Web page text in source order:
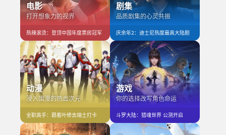
电影
打开想象力的视界
热辣滚烫：登顶中国年度票房冠军
剧集
品质剧集的心灵共振
庆余年2：迪士尼热度最高大陆剧
动漫
浸入国漫的热血次元
全职高手：跟着叶修去瑞士打卡
游戏
你的选择改写角色命运
斗罗大陆：猎魂世界 公测开启